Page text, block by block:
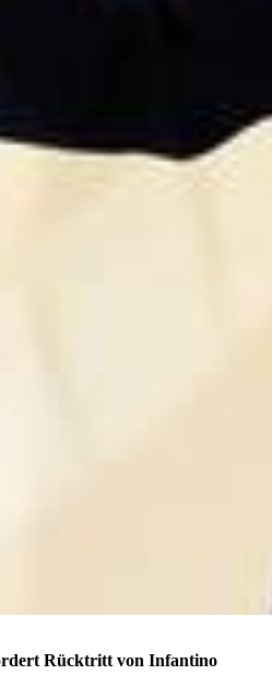
Rücktritt von Infantino